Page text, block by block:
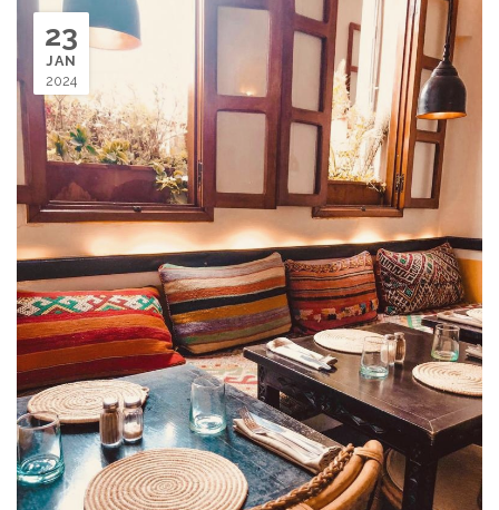
23
JAN
2024